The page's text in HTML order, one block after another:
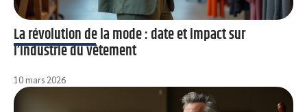
La révolution de la mode : date et impact sur
l’industrie du vêtement
10 mars 2026